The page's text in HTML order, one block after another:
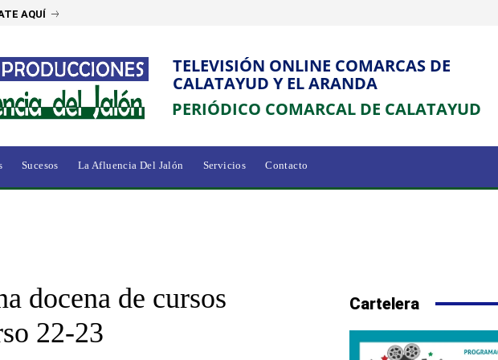
AQUÍ
TELEVISIÓN ONLINE COMARCAS DE
CALATAYUD Y EL ARANDA
PERIÓDICO COMARCAL DE CALATAYUD
Sucesos La Afluencia Del Jalón Servicios Contacto
docena de cursos
22-23
Cartelera